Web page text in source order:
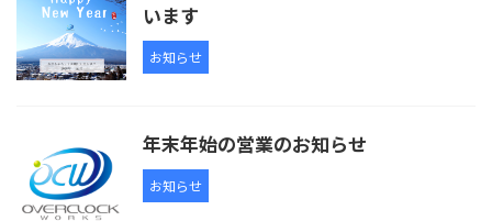
います
お知らせ
年末年始の営業のお知らせ
お知らせ